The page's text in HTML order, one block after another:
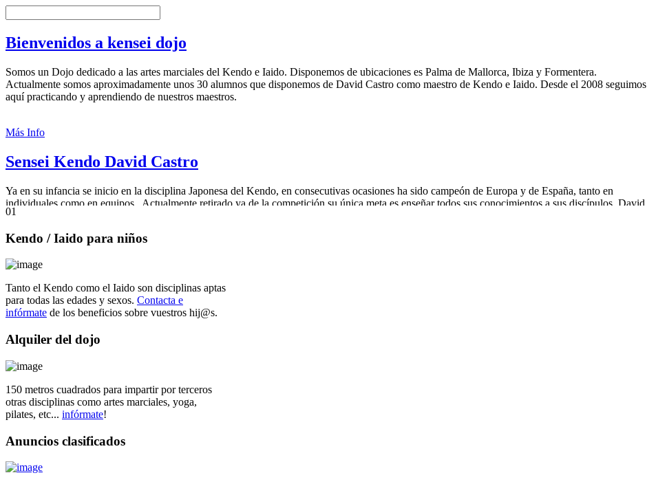
Bienvenidos a kensei dojo
Somos un Dojo dedicado a las artes marciales del Kendo e Iaido. Disponemos de ubicaciones es Palma de Mallorca, Ibiza y Formentera.
Actualmente somos aproximadamente unos 30 alumnos que disponemos de David Castro como maestro de Kendo e Iaido. Desde el 2008 seguimos
aquí practicando y aprendiendo de nuestros maestros.
Más Info
Sensei Kendo David Castro
Ya en su infancia se inicio en la disciplina Japonesa del Kendo, en consecutivas ocasiones ha sido campeón de Europa y de España, tanto en
individuales como en equipos.. Actualmente retirado ya de la competición su única meta es enseñar todos sus conocimientos a sus discípulos. David
Castro 5º Dan de Kendo, 1º Dan de Iaido y seleccionador nacional. Podium: 1 campeon de europa individual y 2 bronces, 1 campeon d...
01
Kendo / Iaido para niños
Tanto el Kendo como el Iaido son disciplinas aptas
para todas las edades y sexos. Contacta e
infórmate de los beneficios sobre vuestros hij@s.
Alquiler del dojo
150 metros cuadrados para impartir por terceros
otras disciplinas como artes marciales, yoga,
pilates, etc... infórmate!
Anuncios clasificados